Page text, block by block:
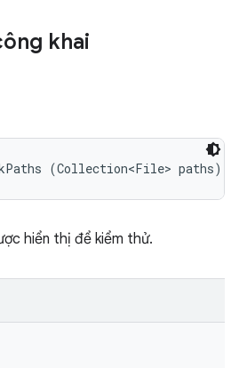
khai
(Collection<File> paths)
hiển thị để kiểm thử.